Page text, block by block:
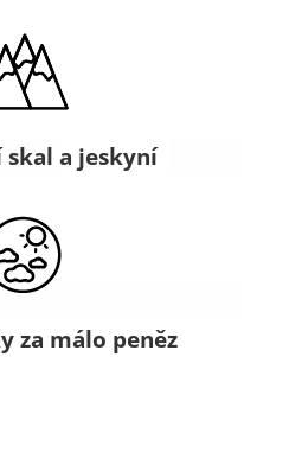
a jeskyní
za málo peněz